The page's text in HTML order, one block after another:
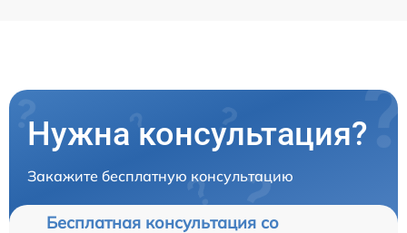
Нужна консультация?
Закажите бесплатную консультацию
Бесплатная консультация со